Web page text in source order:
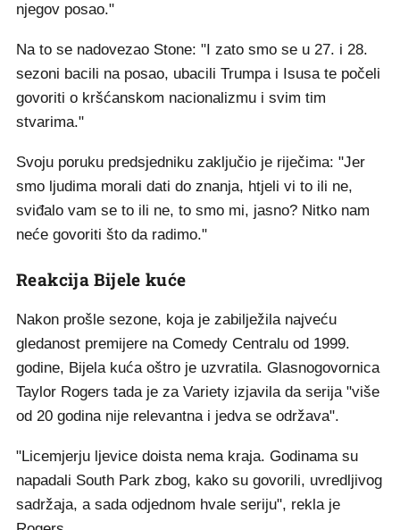
njegov posao."
Na to se nadovezao Stone: "I zato smo se u 27. i 28.
sezoni bacili na posao, ubacili Trumpa i Isusa te počeli
govoriti o kršćanskom nacionalizmu i svim tim
stvarima."
Svoju poruku predsjedniku zaključio je riječima: "Jer
smo ljudima morali dati do znanja, htjeli vi to ili ne,
sviđalo vam se to ili ne, to smo mi, jasno? Nitko nam
neće govoriti što da radimo."
Reakcija Bijele kuće
Nakon prošle sezone, koja je zabilježila najveću
gledanost premijere na Comedy Centralu od 1999.
godine, Bijela kuća oštro je uzvratila. Glasnogovornica
Taylor Rogers tada je za Variety izjavila da serija "više
od 20 godina nije relevantna i jedva se održava".
"Licemjerju ljevice doista nema kraja. Godinama su
napadali South Park zbog, kako su govorili, uvredljivog
sadržaja, a sada odjednom hvale seriju", rekla je